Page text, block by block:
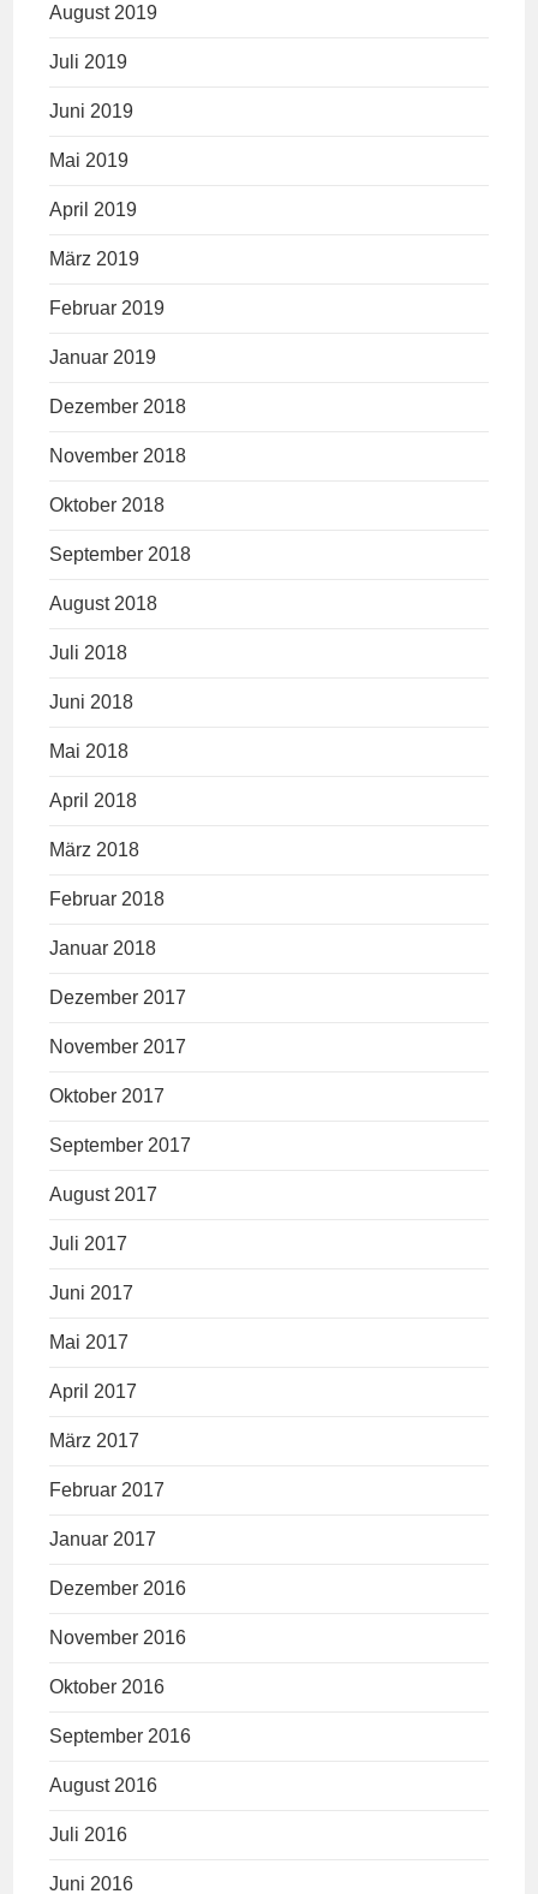
August 2019
Juli 2019
Juni 2019
Mai 2019
April 2019
März 2019
Februar 2019
Januar 2019
Dezember 2018
November 2018
Oktober 2018
September 2018
August 2018
Juli 2018
Juni 2018
Mai 2018
April 2018
März 2018
Februar 2018
Januar 2018
Dezember 2017
November 2017
Oktober 2017
September 2017
August 2017
Juli 2017
Juni 2017
Mai 2017
April 2017
März 2017
Februar 2017
Januar 2017
Dezember 2016
November 2016
Oktober 2016
September 2016
August 2016
Juli 2016
Juni 2016